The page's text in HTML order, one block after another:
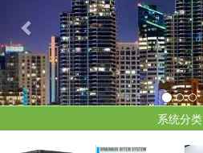
系统分类